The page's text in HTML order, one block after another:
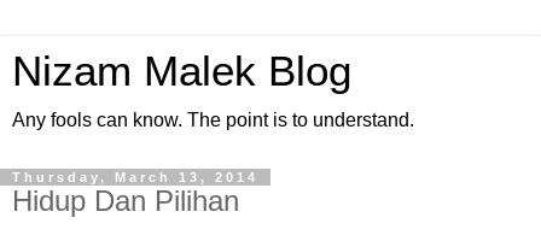
Nizam Malek Blog
Any fools can know. The point is to understand.
Thursday, March 13, 2014
Hidup Dan Pilihan